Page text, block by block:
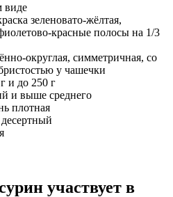
виде
зеленовато-жёлтая,
красные полосы на 1/3
округлая, симметричная, со
у чашечки
и до 250 г
и выше среднего
плотная
участвует в